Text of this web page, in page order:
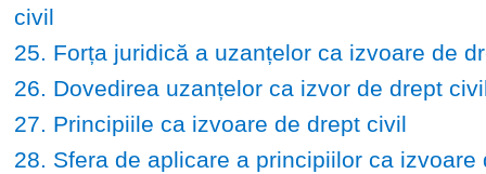
civil
25. Forța juridică a uzanțelor ca izvoare de
26. Dovedirea uzanțelor ca izvor de drept
27. Principiile ca izvoare de drept civil
28. Sfera de aplicare a principiilor ca izvoare